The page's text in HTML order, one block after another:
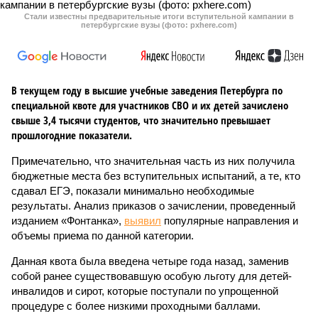
Стали известны предварительные итоги вступительной кампании в
петербургские вузы (фото: pxhere.com)
В текущем году в высшие учебные заведения Петербурга по
специальной квоте для участников СВО и их детей зачислено
свыше 3,4 тысячи студентов, что значительно превышает
прошлогодние показатели.
Примечательно, что значительная часть из них получила
бюджетные места без вступительных испытаний, а те, кто
сдавал ЕГЭ, показали минимально необходимые
результаты. Анализ приказов о зачислении, проведенный
изданием «Фонтанка», выявил популярные направления и
объемы приема по данной категории.
Данная квота была введена четыре года назад, заменив
собой ранее существовавшую особую льготу для детей-
инвалидов и сирот, которые поступали по упрощенной
процедуре с более низкими проходными баллами.